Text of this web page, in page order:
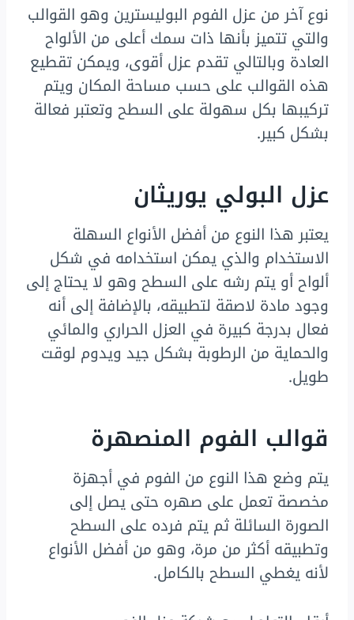
نوع آخر من عزل الفوم البوليسترين وهو القوالب
والتي تتميز بأنها ذات سمك أعلى من الألواح
العادة وبالتالي تقدم عزل أقوى، ويمكن تقطيع
هذه القوالب على حسب مساحة المكان ويتم
تركيبها بكل سهولة على السطح وتعتبر فعالة
بشكل كبير.
عزل البولي يوريثان
يعتبر هذا النوع من أفضل الأنواع السهلة
الاستخدام والذي يمكن استخدامه في شكل
ألواح أو يتم رشه على السطح وهو لا يحتاج إلى
وجود مادة لاصقة لتطبيقه، بالإضافة إلى أنه
فعال بدرجة كبيرة في العزل الحراري والمائي
والحماية من الرطوبة بشكل جيد ويدوم لوقت
طويل.
قوالب الفوم المنصهرة
يتم وضع هذا النوع من الفوم في أجهزة
مخصصة تعمل على صهره حتى يصل إلى
الصورة السائلة ثم يتم فرده على السطح
وتطبيقه أكثر من مرة، وهو من أفضل الأنواع
لأنه يغطي السطح بالكامل.